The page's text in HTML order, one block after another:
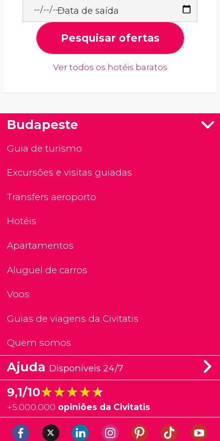
Data de saída
Pesquisar ofertas
Ver todos os hotéis baratos
Budapeste
Guia de turismo
Excursões e visitas guiadas
Transfers aeroporto
Hotéis
Apartamentos
Aluguel de carros
Voos
Guias de viagens da Civitatis
Quem somos
Ajuda Disponíveis 24/7
9,1/10★★★★★
★★★★★
+5.000.000 opiniões da Civitatis